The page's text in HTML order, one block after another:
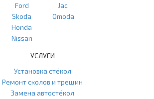
Ford
Skoda
Honda
Nissan
Jac
Omoda
УСЛУГИ
Установка стёкол
Ремонт сколов и трещин
Замена автостёкол